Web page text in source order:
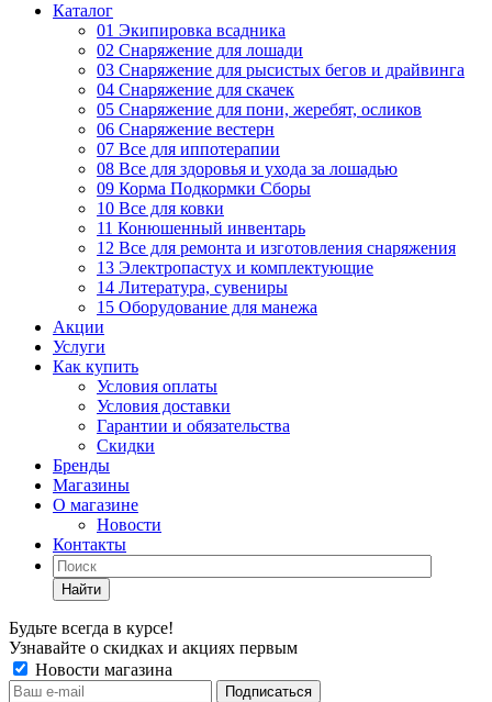
Каталог
01 Экипировка всадника
02 Снаряжение для лошади
03 Снаряжение для рысистых бегов и драйвинга
04 Снаряжение для скачек
05 Снаряжение для пони, жеребят, осликов
06 Снаряжение вестерн
07 Все для иппотерапии
08 Все для здоровья и ухода за лошадью
09 Корма Подкормки Сборы
10 Все для ковки
11 Конюшенный инвентарь
12 Все для ремонта и изготовления снаряжения
13 Электропастух и комплектующие
14 Литература, сувениры
15 Оборудование для манежа
Акции
Услуги
Как купить
Условия оплаты
Условия доставки
Гарантии и обязательства
Скидки
Бренды
Магазины
О магазине
Новости
Контакты
Найти
Будьте всегда в курсе!
Узнавайте о скидках и акциях первым
Новости магазина